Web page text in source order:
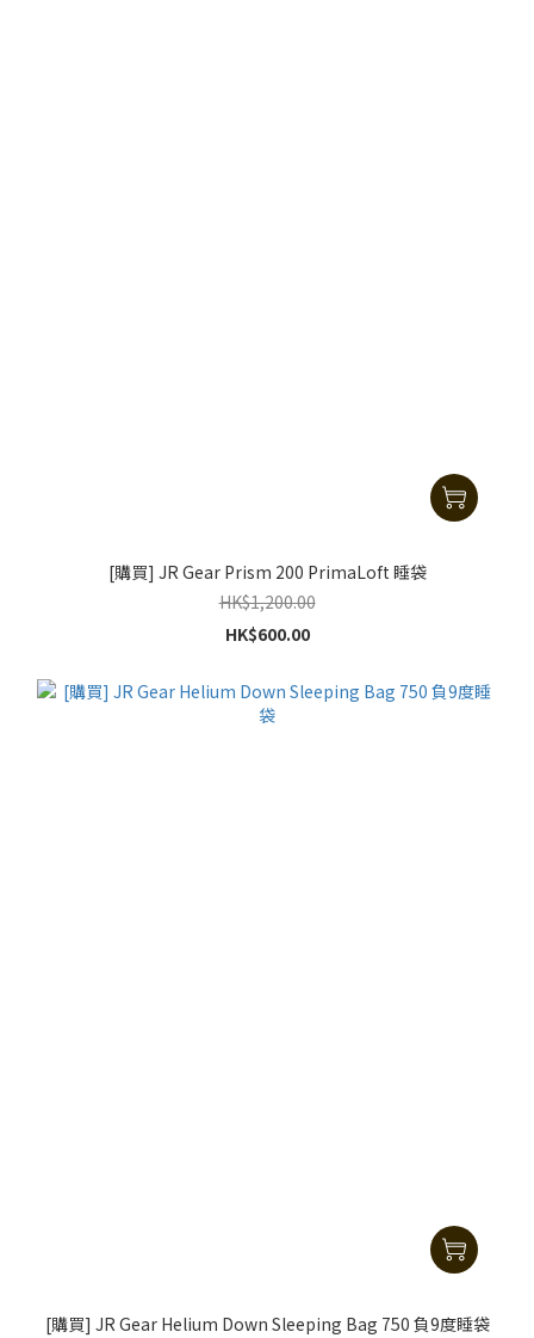
[購買] JR Gear Prism 200 PrimaLoft 睡袋
HK$1,200.00
HK$600.00
[購買] JR Gear Helium Down Sleeping Bag 750 負9度睡袋